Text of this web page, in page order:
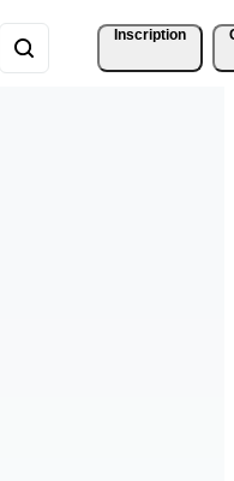
Inscription